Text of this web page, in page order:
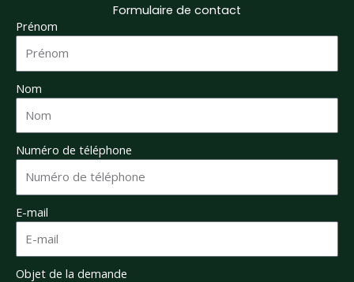
Formulaire de contact
Prénom
Nom
Numéro de téléphone
E-mail
Objet de la demande